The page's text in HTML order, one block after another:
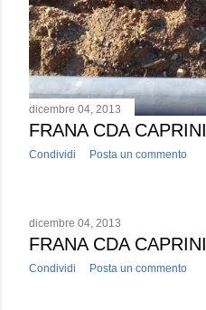
dicembre 04, 2013
FRANA CDA CAPRINI
Condividi Posta un commento
dicembre 04, 2013
FRANA CDA CAPRINI
Condividi Posta un commento